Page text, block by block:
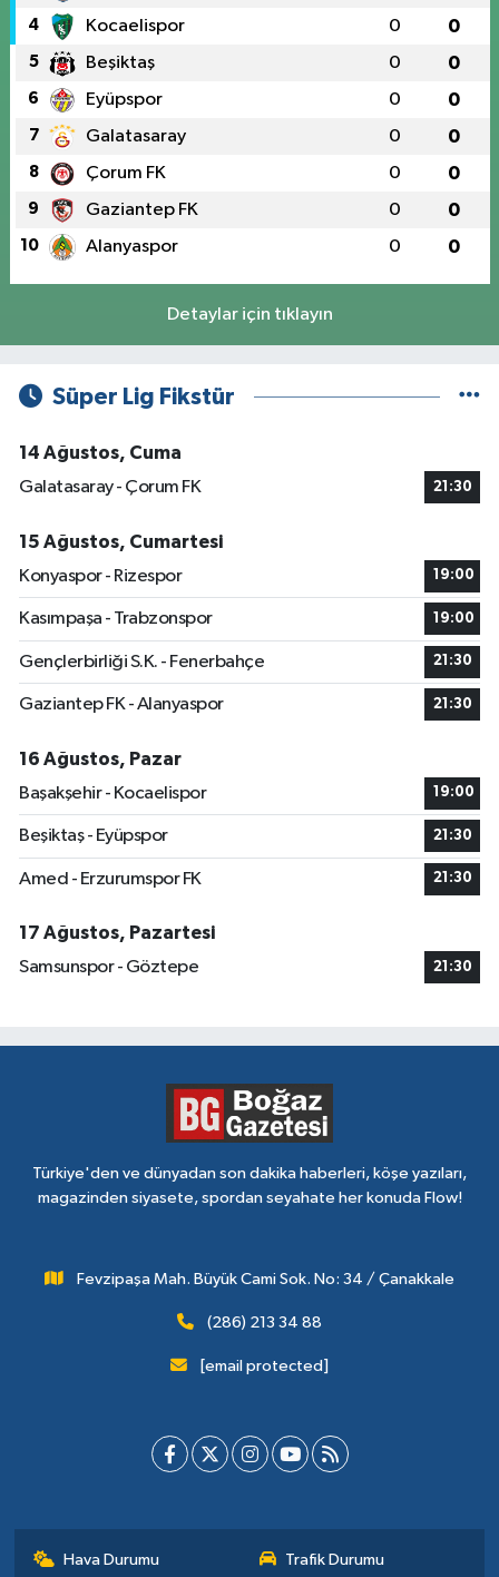
4 Kocaelispor 0 0
5 Beşiktaş 0 0
6 Eyüpspor 0 0
7 Galatasaray 0 0
8 Çorum FK 0 0
9 Gaziantep FK 0 0
10 Alanyaspor 0 0
Detaylar için tıklayın
Süper Lig Fikstür
14 Ağustos, Cuma
Galatasaray - Çorum FK
21:30
15 Ağustos, Cumartesi
Konyaspor - Rizespor
19:00
Kasımpaşa - Trabzonspor 19:00
Gençlerbirliği S.K. - Fenerbahçe 21:30
Gaziantep FK - Alanyaspor 21:30
16 Ağustos, Pazar
Başakşehir - Kocaelispor
19:00
Beşiktaş - Eyüpspor 21:30
Amed - Erzurumspor FK 21:30
17 Ağustos, Pazartesi
Samsunspor - Göztepe
21:30
Türkiye'den ve dünyadan son dakika haberleri, köşe yazıları,
magazinden siyasete, spordan seyahate her konuda Flow!
Fevzipaşa Mah. Büyük Cami Sok. No: 34 / Çanakkale
(286) 213 34 88
[email protected]
Hava Durumu Trafik Durumu